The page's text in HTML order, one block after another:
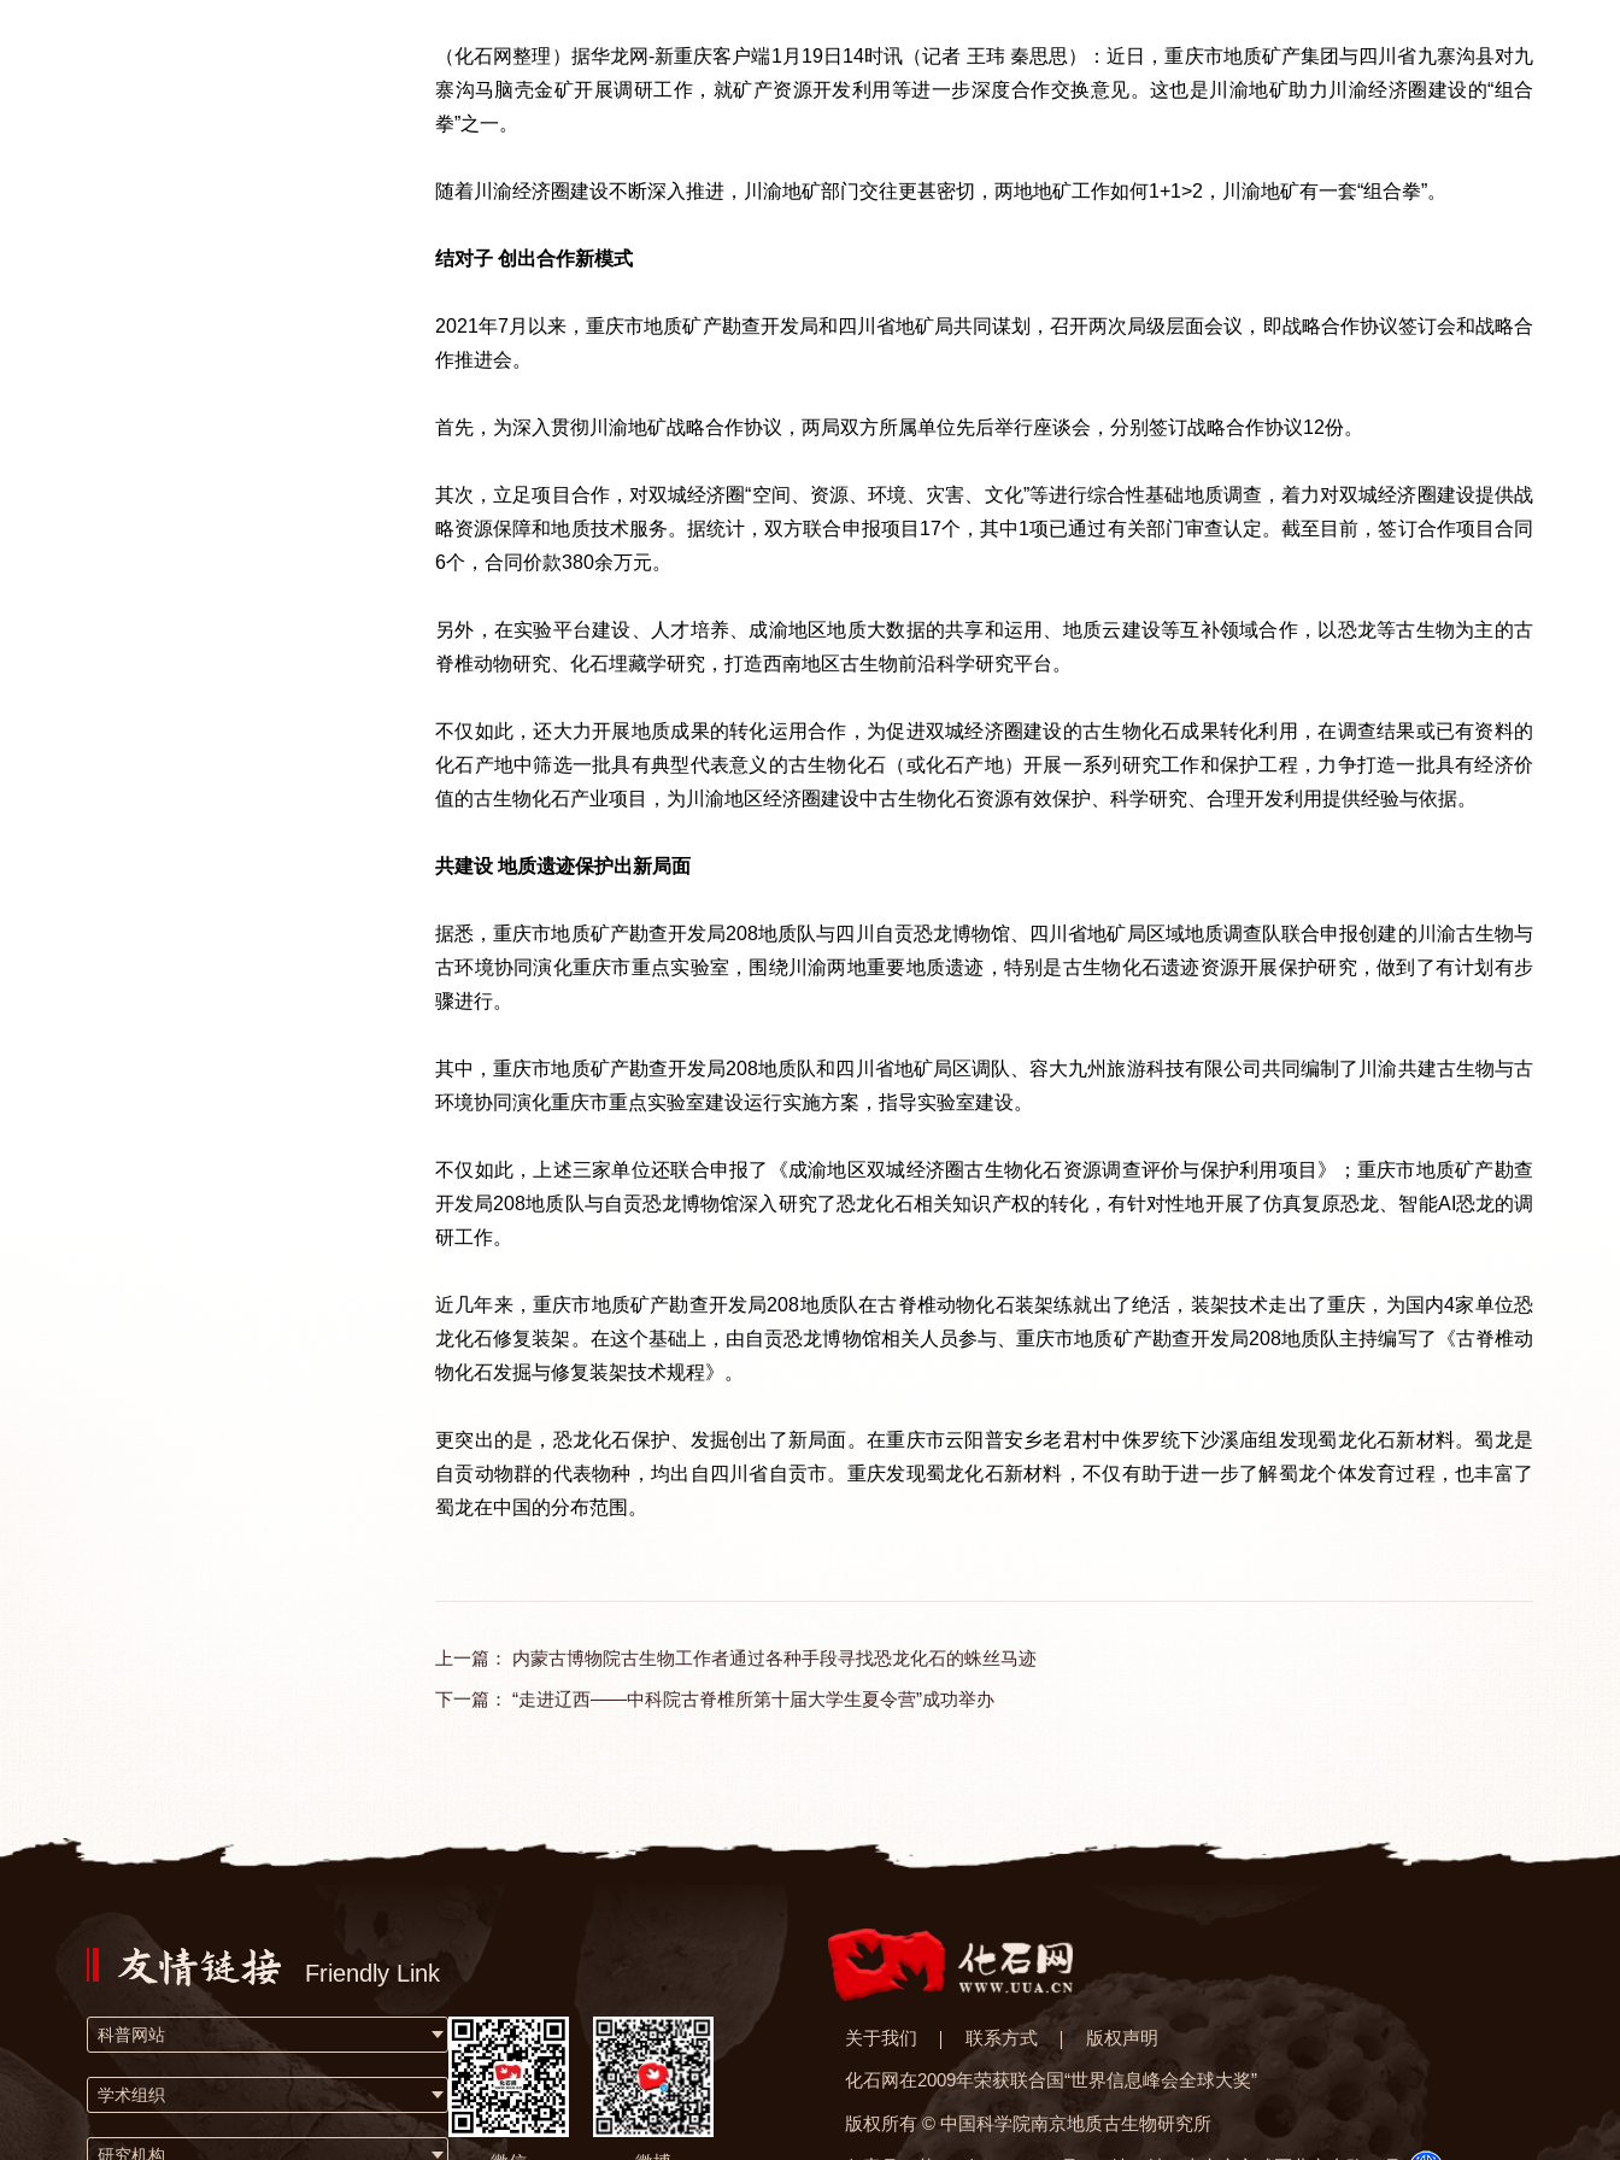
（化石网整理）据华龙网-新重庆客户端1月19日14时讯（记者 王玮 秦思思）：近日，重庆市地质矿产集团与四川省九寨沟县对九
寨沟马脑壳金矿开展调研工作，就矿产资源开发利用等进一步深度合作交换意见。这也是川渝地矿助力川渝经济圈建设的“组合
拳”之一。
随着川渝经济圈建设不断深入推进，川渝地矿部门交往更甚密切，两地地矿工作如何1+1>2，川渝地矿有一套“组合拳”。
结对子 创出合作新模式
2021年7月以来，重庆市地质矿产勘查开发局和四川省地矿局共同谋划，召开两次局级层面会议，即战略合作协议签订会和战略合
作推进会。
首先，为深入贯彻川渝地矿战略合作协议，两局双方所属单位先后举行座谈会，分别签订战略合作协议12份。
其次，立足项目合作，对双城经济圈“空间、资源、环境、灾害、文化”等进行综合性基础地质调查，着力对双城经济圈建设提供战
略资源保障和地质技术服务。据统计，双方联合申报项目17个，其中1项已通过有关部门审查认定。截至目前，签订合作项目合同
6个，合同价款380余万元。
另外，在实验平台建设、人才培养、成渝地区地质大数据的共享和运用、地质云建设等互补领域合作，以恐龙等古生物为主的古
脊椎动物研究、化石埋藏学研究，打造西南地区古生物前沿科学研究平台。
不仅如此，还大力开展地质成果的转化运用合作，为促进双城经济圈建设的古生物化石成果转化利用，在调查结果或已有资料的
化石产地中筛选一批具有典型代表意义的古生物化石（或化石产地）开展一系列研究工作和保护工程，力争打造一批具有经济价
值的古生物化石产业项目，为川渝地区经济圈建设中古生物化石资源有效保护、科学研究、合理开发利用提供经验与依据。
共建设 地质遗迹保护出新局面
据悉，重庆市地质矿产勘查开发局208地质队与四川自贡恐龙博物馆、四川省地矿局区域地质调查队联合申报创建的川渝古生物与
古环境协同演化重庆市重点实验室，围绕川渝两地重要地质遗迹，特别是古生物化石遗迹资源开展保护研究，做到了有计划有步
骤进行。
其中，重庆市地质矿产勘查开发局208地质队和四川省地矿局区调队、容大九州旅游科技有限公司共同编制了川渝共建古生物与古
环境协同演化重庆市重点实验室建设运行实施方案，指导实验室建设。
不仅如此，上述三家单位还联合申报了《成渝地区双城经济圈古生物化石资源调查评价与保护利用项目》；重庆市地质矿产勘查
开发局208地质队与自贡恐龙博物馆深入研究了恐龙化石相关知识产权的转化，有针对性地开展了仿真复原恐龙、智能AI恐龙的调
研工作。
近几年来，重庆市地质矿产勘查开发局208地质队在古脊椎动物化石装架练就出了绝活，装架技术走出了重庆，为国内4家单位恐
龙化石修复装架。在这个基础上，由自贡恐龙博物馆相关人员参与、重庆市地质矿产勘查开发局208地质队主持编写了《古脊椎动
物化石发掘与修复装架技术规程》。
更突出的是，恐龙化石保护、发掘创出了新局面。在重庆市云阳普安乡老君村中侏罗统下沙溪庙组发现蜀龙化石新材料。蜀龙是
自贡动物群的代表物种，均出自四川省自贡市。重庆发现蜀龙化石新材料，不仅有助于进一步了解蜀龙个体发育过程，也丰富了
蜀龙在中国的分布范围。
上一篇：
内蒙古博物院古生物工作者通过各种手段寻找恐龙化石的蛛丝马迹
下一篇： “走进辽西——中科院古脊椎所第十届大学生夏令营”成功举办
Friendly Link
科普网站
学术组织
研究机构
关于我们 联系方式 版权声明
化石网在2009年荣获联合国“世界信息峰会全球大奖”
版权所有 © 中国科学院南京地质古生物研究所